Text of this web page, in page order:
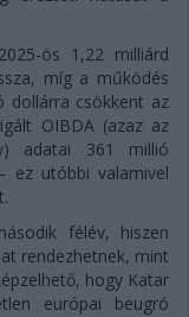
ös 1,22 milliárd
míg a működés
dollárra csökkent az
OIBDA (azaz az
adatai 361 millió
ez utóbbi valamivel
félév, hiszen
rendezhetnek, mint
hogy Katar
európai beugró